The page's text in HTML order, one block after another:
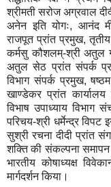
श्रीमती सरोज अग्रवाल
अनेन इति योगः, आनंद
राजपूत प्रांत प्रमुख, तृतीय
कर्मसु कौशलम्-श्री अतुल
अतुल सेठ प्रांत संपर्क
विभाग संपर्क प्रमुख,
खाण्डेकर प्रांत
विभाष उपाध्याय
परिचय-श्री धर्मेन्द्र
सुश्री रचना दीदी प्रांत
शक्ति की संकल्पना
भारतीय कोषाध्यक्ष
मार्गदर्शन किया।